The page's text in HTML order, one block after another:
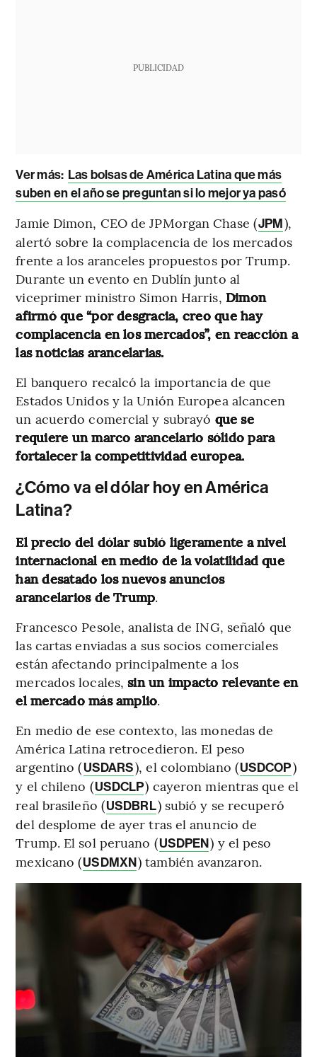
PUBLICIDAD
Ver más: Las bolsas de América Latina que más
suben en el año se preguntan si lo mejor ya pasó
Jamie Dimon, CEO de JPMorgan Chase (JPM),
alertó sobre la complacencia de los mercados
frente a los aranceles propuestos por Trump.
Durante un evento en Dublín junto al
viceprimer ministro Simon Harris, Dimon
afirmó que “por desgracia, creo que hay
complacencia en los mercados”, en reacción a
las noticias arancelarias.
El banquero recalcó la importancia de que
Estados Unidos y la Unión Europea alcancen
un acuerdo comercial y subrayó que se
requiere un marco arancelario sólido para
fortalecer la competitividad europea.
¿Cómo va el dólar hoy en América
Latina?
El precio del dólar subió ligeramente a nivel
internacional en medio de la volatilidad que
han desatado los nuevos anuncios
arancelarios de Trump.
Francesco Pesole, analista de ING, señaló que
las cartas enviadas a sus socios comerciales
están afectando principalmente a los
mercados locales,sin un impacto relevante en
el mercado más amplio.
En medio de ese contexto, las monedas de
América Latina retrocedieron. El peso
argentino (USDARS), el colombiano (USDCOP)
y el chileno (USDCLP) cayeron mientras que el
real brasileño (USDBRL) subió y se recuperó
del desplome de ayer tras el anuncio de
Trump. El sol peruano (USDPEN) y el peso
mexicano (USDMXN) también avanzaron.